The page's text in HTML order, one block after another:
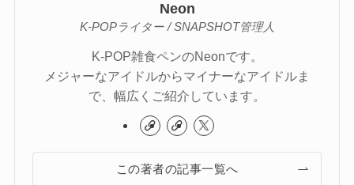
Neon
K-POPライター / SNAPSHOT管理人
K-POP雑食ペンのNeonです。
メジャーなアイドルからマイナーなアイドルま
で、幅広くご紹介しています。
この著者の記事一覧へ